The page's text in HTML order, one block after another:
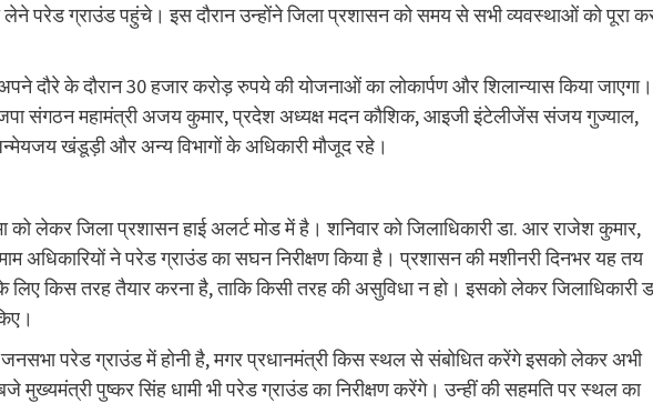
लेने परेड ग्राउंड पहुंचे। इस दौरान उन्होंने जिला प्रशासन को समय से सभी व्यवस्थाओं को पूरा
अपने दौरे के दौरान 30 हजार करोड़ रुपये की योजनाओं का लोकार्पण और शिलान्यास किया जाएगा।
संगठन महामंत्री अजय कुमार, प्रदेश अध्यक्ष मदन कौशिक, आइजी इंटेलीजेंस संजय गुज्याल,
खंडूड़ी और अन्य विभागों के अधिकारी मौजूद रहे।
को लेकर जिला प्रशासन हाई अलर्ट मोड में है। शनिवार को जिलाधिकारी डा. आर राजेश कुमार,
अधिकारियों ने परेड ग्राउंड का सघन निरीक्षण किया है। प्रशासन की मशीनरी दिनभर यह तय
किस तरह तैयार करना है, ताकि किसी तरह की असुविधा न हो। इसको लेकर जिलाधिकारी
जनसभा परेड ग्राउंड में होनी है, मगर प्रधानमंत्री किस स्थल से संबोधित करेंगे इसको लेकर अभी
मुख्यमंत्री पुष्कर सिंह धामी भी परेड ग्राउंड का निरीक्षण करेंगे। उन्हीं की सहमति पर स्थल का